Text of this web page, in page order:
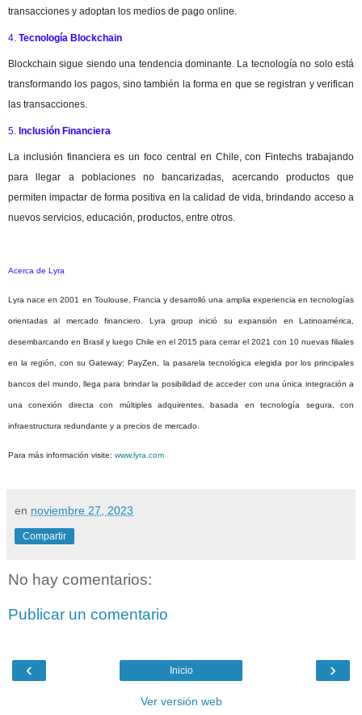
transacciones y adoptan los medios de pago online.
4. Tecnología Blockchain
Blockchain sigue siendo una tendencia dominante. La tecnología no solo está
transformando los pagos, sino también la forma en que se registran y verifican
las transacciones.
5. Inclusión Financiera
La inclusión financiera es un foco central en Chile, con Fintechs trabajando
para llegar a poblaciones no bancarizadas, acercando productos que
permiten impactar de forma positiva en la calidad de vida, brindando acceso a
nuevos servicios, educación, productos, entre otros.
Acerca de Lyra
Lyra nace en 2001 en Toulouse, Francia y desarrolló una amplia experiencia en tecnologías
orientadas al mercado financiero. Lyra group inició su expansión en Latinoamérica,
desembarcando en Brasil y luego Chile en el 2015 para cerrar el 2021 con 10 nuevas filiales
en la región, con su Gateway: PayZen, la pasarela tecnológica elegida por los principales
bancos del mundo, llega para brindar la posibilidad de acceder con una única integración a
una conexión directa con múltiples adquirentes, basada en tecnología segura, con
infraestructura redundante y a precios de mercado.
Para más información visite: www.lyra.com
en noviembre 27, 2023
Compartir
No hay comentarios:
Publicar un comentario
‹ ›
Inicio
Ver versión web